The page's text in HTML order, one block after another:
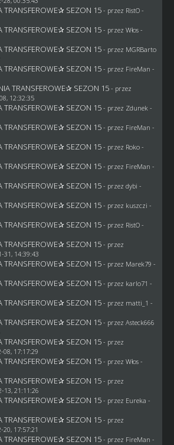
TRANSFEROWE✰ SEZON 15 - przez RistO-
TRANSFEROWE✰ SEZON 15 - przez Włos-
TRANSFEROWE✰ SEZON 15 - przez MGRBarto
TRANSFEROWE✰ SEZON 15 - przez FireMan -
TRANSFEROWE✰ SEZON 15 - przez
12:32:35
TRANSFEROWE✰ SEZON 15 - przez Zdunek -
TRANSFEROWE✰ SEZON 15 - przez FireMan -
TRANSFEROWE✰ SEZON 15 - przez Roko-
TRANSFEROWE✰ SEZON 15 - przez FireMan -
TRANSFEROWE✰ SEZON 15 - przez dybi -
TRANSFEROWE✰ SEZON 15 - przez kuszczi -
TRANSFEROWE✰ SEZON 15 - przez RistO-
TRANSFEROWE✰ SEZON 15 - przez
31, 14:39:43
TRANSFEROWE✰ SEZON 15 - przez Marek79 -
TRANSFEROWE✰ SEZON 15 - przez karlo71 -
TRANSFEROWE✰ SEZON 15 - przez matti_1 -
TRANSFEROWE✰ SEZON 15 - przez Asteck666
TRANSFEROWE✰ SEZON 15 - przez
08, 17:17:29
TRANSFEROWE✰ SEZON 15 - przez Włos-
TRANSFEROWE✰ SEZON 15 - przez
13, 21:11:26
TRANSFEROWE✰ SEZON 15 - przez Eureka -
TRANSFEROWE✰ SEZON 15 - przez
20, 17:57:21
TRANSFEROWE✰ SEZON 15 - przez FireMan -